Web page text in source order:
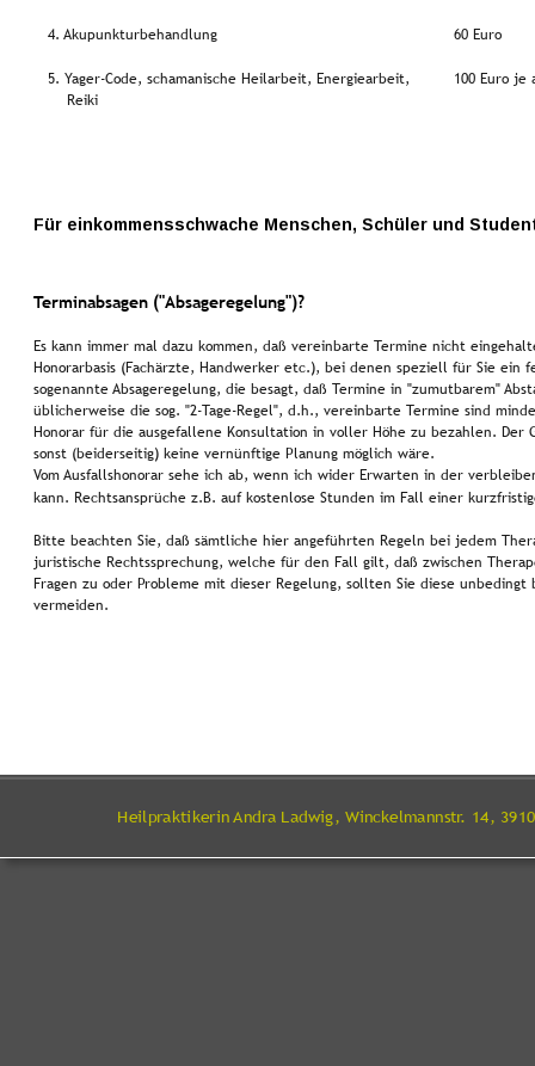
Heilpraktikerin Andra Ladwig, Winckelmannstr. 14,
4. Akupunkturbehandlung 60 Euro
5. Yager-Code, schamanische Heilarbeit, Energiearbeit,
100 Euro je
Reiki
Terminabsagen ("Absageregelung")?
Es kann immer mal dazu kommen, daß vereinbarte Termine nicht
Honorarbasis (Fachärzte, Handwerker etc.), bei denen speziell für Sie
sogenannte Absageregelung, die besagt, daß Termine in "zumutbarem"
üblicherweise die sog. "2-Tage-Regel", d.h., vereinbarte Termine sind
Honorar für die ausgefallene Konsultation in voller Höhe zu bezahlen.
sonst (beiderseitig) keine vernünftige Planung möglich wäre.
Vom Ausfallshonorar sehe ich ab, wenn ich wider Erwarten in der
kann. Rechtsansprüche z.B. auf kostenlose Stunden im Fall einer
Bitte beachten Sie, daß sämtliche hier angeführten Regeln bei jedem
juristische Rechtssprechung, welche für den Fall gilt, daß zwischen
Fragen zu oder Probleme mit dieser Regelung, sollten Sie diese
vermeiden.
Für einkommensschwache Menschen, Schüler und